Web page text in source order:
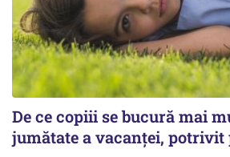
De ce copiii se bucură mai
jumătate a vacanței,